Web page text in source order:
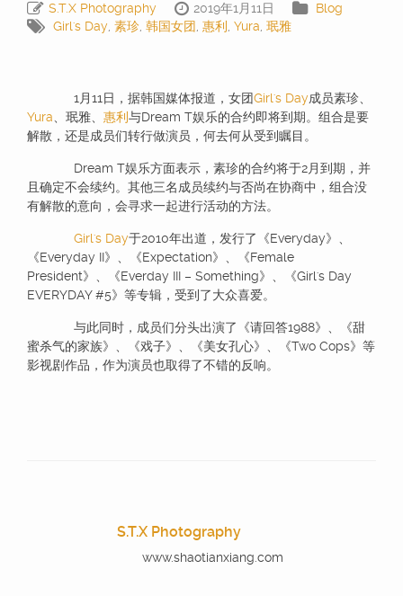
S.T.X Photography 2019年1月11日
Blog
Girl's Day, 素珍, 韩国女团, 惠利 , Yura, 珉雅
1月11日，据韩国媒体报道，女团Girl's Day成员素珍、
Yura、珉雅、 惠利 与Dream T娱乐的合约即将到期。组合是要
解散，还是成员们转行做演员，何去何从受到瞩目。
Dream T娱乐方面表示，素珍的合约将于2月到期，并
且确定不会续约。其他三名成员续约与否尚在协商中，组合没
有解散的意向，会寻求一起进行活动的方法。
Girl's Day于2010年出道，发行了《Everyday》、
《Everyday II》、《Expectation》、《Female
President》、《Everday III – Something》、《Girl's Day
EVERYDAY #5》等专辑，受到了大众喜爱。
与此同时，成员们分头出演了《请回答1988》、《甜
蜜杀气的家族》、《戏子》、《美女孔心》、《Two Cops》等
影视剧作品，作为演员也取得了不错的反响。
S.T.X Photography
www.shaotianxiang.com